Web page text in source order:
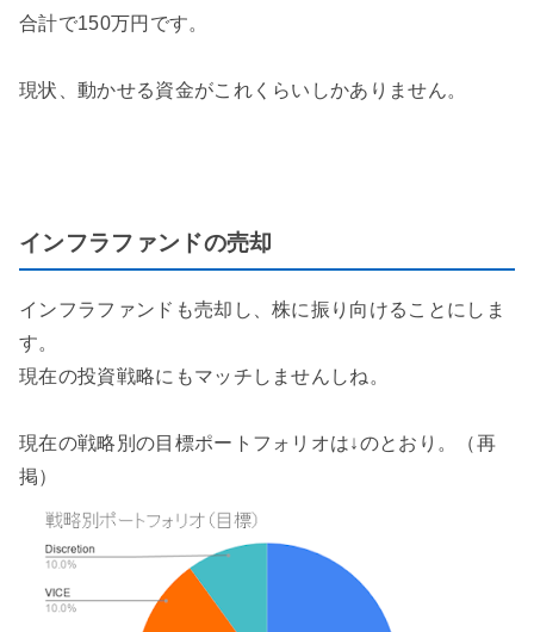
合計で150万円です。
現状、動かせる資金がこれくらいしかありません。
インフラファンドの売却
インフラファンドも売却し、株に振り向けることにしま
す。
現在の投資戦略にもマッチしませんしね。
現在の戦略別の目標ポートフォリオは↓のとおり。（再
掲）